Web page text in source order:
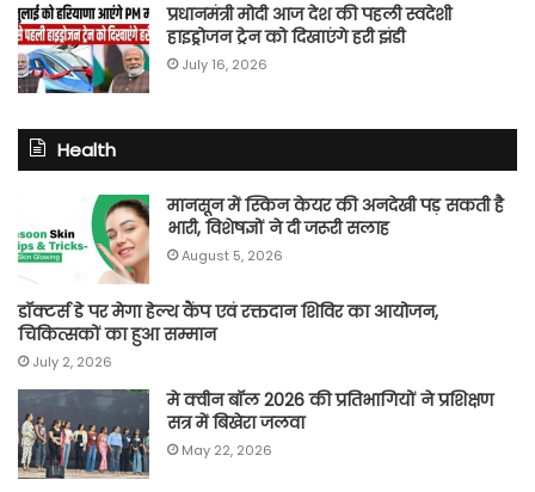
प्रधानमंत्री मोदी आज देश की पहली स्वदेशी
हाइड्रोजन ट्रेन को दिखाएंगे हरी झंडी
July 16, 2026
Health
मानसून में स्किन केयर की अनदेखी पड़ सकती है
भारी, विशेषज्ञों ने दी जरूरी सलाह
August 5, 2026
डॉक्टर्स डे पर मेगा हेल्थ कैंप एवं रक्तदान शिविर का आयोजन,
चिकित्सकों का हुआ सम्मान
July 2, 2026
मे क्वीन बॉल 2026 की प्रतिभागियों ने प्रशिक्षण
सत्र में बिखेरा जलवा
May 22, 2026